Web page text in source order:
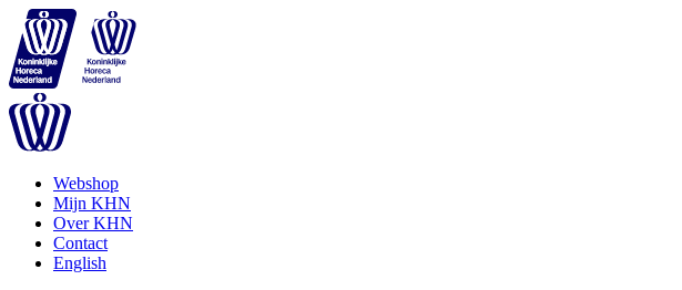
Webshop
Mijn KHN
Over KHN
Contact
English